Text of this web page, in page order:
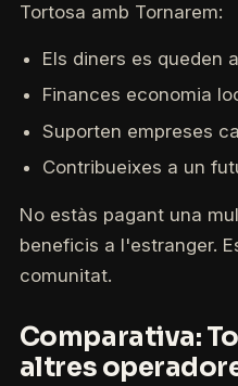
Tortosa amb Tornarem:
Els diners es queden
Finances economia
Suporten empreses
Contribueixes a un
No estàs pagant una
beneficis a l'estranger.
comunitat.
Comparativa:
altres